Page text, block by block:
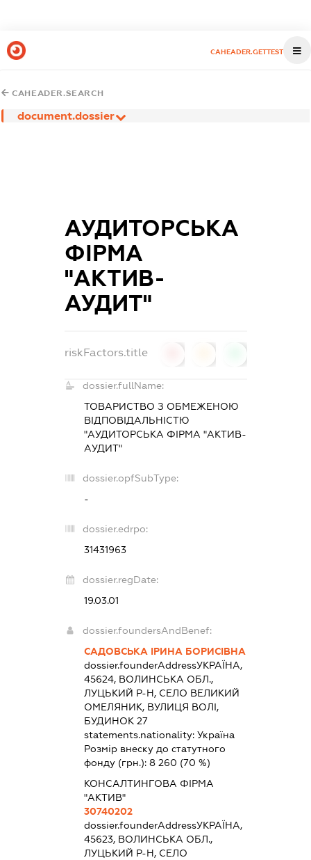
CAHEADER.GETTEST
CAHEADER.SEARCH
document.dossier
АУДИТОРСЬКА
ФІРМА
"АКТИВ-
АУДИТ"
riskFactors.title
dossier.fullName:
ТОВАРИСТВО З ОБМЕЖЕНОЮ
ВІДПОВІДАЛЬНІСТЮ
"АУДИТОРСЬКА ФІРМА "АКТИВ-
АУДИТ"
dossier.opfSubType:
-
dossier.edrpo:
31431963
dossier.regDate:
19.03.01
dossier.foundersAndBenef:
САДОВСЬКА ІРИНА БОРИСІВНА
dossier.founderAddressУКРАЇНА,
45624, ВОЛИНСЬКА ОБЛ.,
ЛУЦЬКИЙ Р-Н, СЕЛО ВЕЛИКИЙ
ОМЕЛЯНИК, ВУЛИЦЯ ВОЛІ,
БУДИНОК 27
statements.nationality: Україна
Розмір внеску до статутного
фонду (грн.): 8 260 (70 %)
КОНСАЛТИНГОВА ФІРМА
"АКТИВ"
30740202
dossier.founderAddressУКРАЇНА,
45623, ВОЛИНСЬКА ОБЛ.,
ЛУЦЬКИЙ Р-Н, СЕЛО